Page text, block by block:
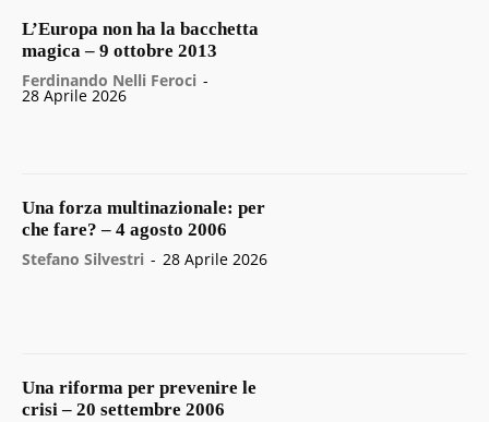
L’Europa non ha la bacchetta
magica – 9 ottobre 2013
Ferdinando Nelli Feroci -
28 Aprile 2026
Una forza multinazionale: per
che fare? – 4 agosto 2006
Stefano Silvestri - 28 Aprile 2026
Una riforma per prevenire le
crisi – 20 settembre 2006